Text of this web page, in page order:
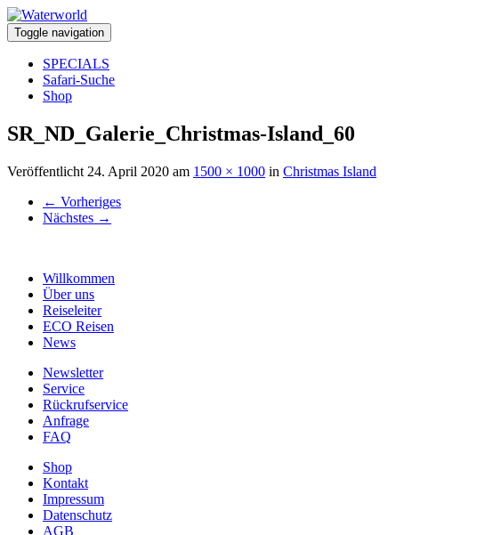
Toggle navigation
SPECIALS
Safari-Suche
Shop
SR_ND_Galerie_Christmas-Island_60
Veröffentlicht 24. April 2020 am 1500 × 1000 in Christmas Island
← Vorheriges
Nächstes →
Willkommen
Über uns
Reiseleiter
ECO Reisen
News
Newsletter
Service
Rückrufservice
Anfrage
FAQ
Shop
Kontakt
Impressum
Datenschutz
AGB